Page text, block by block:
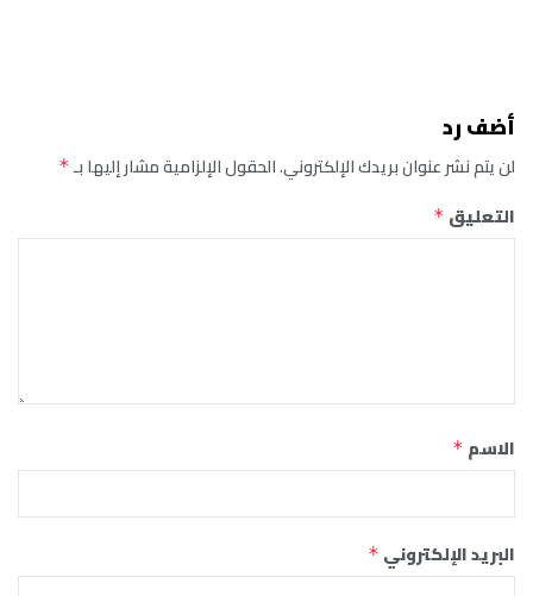
أضف رد
لن يتم نشر عنوان بريدك الإلكتروني.الحقول الإلزامية مشار إليها بـ*
التعليق *
الاسم *
البريد الإلكتروني *